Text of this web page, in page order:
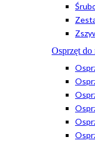
Osprzęt do